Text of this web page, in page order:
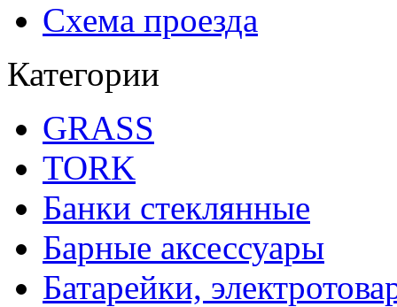
Схема проезда
Категории
GRASS
TORK
Банки стеклянные
Барные аксессуары
Батарейки,